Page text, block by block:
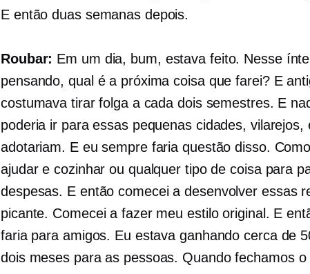
E então duas semanas depois.
Roubar: Em um dia, bum, estava feito. Nesse
pensando, qual é a próxima coisa que farei? E
costumava tirar folga a cada dois semestres. E
poderia ir para essas pequenas cidades, vilarejos,
adotariam. E eu sempre faria questão disso.
ajudar e cozinhar ou qualquer tipo de coisa para
despesas. E então comecei a desenvolver essas
picante. Comecei a fazer meu estilo original. E
faria para amigos. Eu estava ganhando cerca de
dois meses para as pessoas. Quando fechamos